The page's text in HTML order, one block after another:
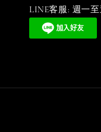
LINE客服: 週一至